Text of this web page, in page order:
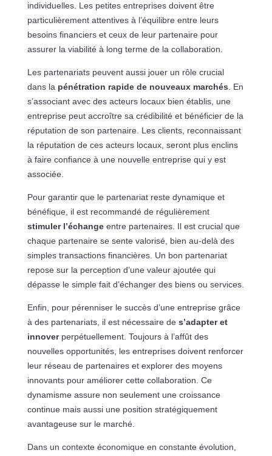
individuelles. Les petites entreprises doivent être
particulièrement attentives à l’équilibre entre leurs
besoins financiers et ceux de leur partenaire pour
assurer la viabilité à long terme de la collaboration.
Les partenariats peuvent aussi jouer un rôle crucial
dans la pénétration rapide de nouveaux marchés. En
s’associant avec des acteurs locaux bien établis, une
entreprise peut accroître sa crédibilité et bénéficier de la
réputation de son partenaire. Les clients, reconnaissant
la réputation de ces acteurs locaux, seront plus enclins
à faire confiance à une nouvelle entreprise qui y est
associée.
Pour garantir que le partenariat reste dynamique et
bénéfique, il est recommandé de régulièrement
stimuler l’échangeentre partenaires. Il est crucial que
chaque partenaire se sente valorisé, bien au-delà des
simples transactions financières. Un bon partenariat
repose sur la perception d’une valeur ajoutée qui
dépasse le simple fait d’échanger des biens ou services.
Enfin, pour pérenniser le succès d’une entreprise grâce
à des partenariats, il est nécessaire de s’adapter et
innoverperpétuellement. Toujours à l’affût des
nouvelles opportunités, les entreprises doivent renforcer
leur réseau de partenaires et explorer des moyens
innovants pour améliorer cette collaboration. Ce
dynamisme assure non seulement une croissance
continue mais aussi une position stratégiquement
avantageuse sur le marché.
Dans un contexte économique en constante évolution,